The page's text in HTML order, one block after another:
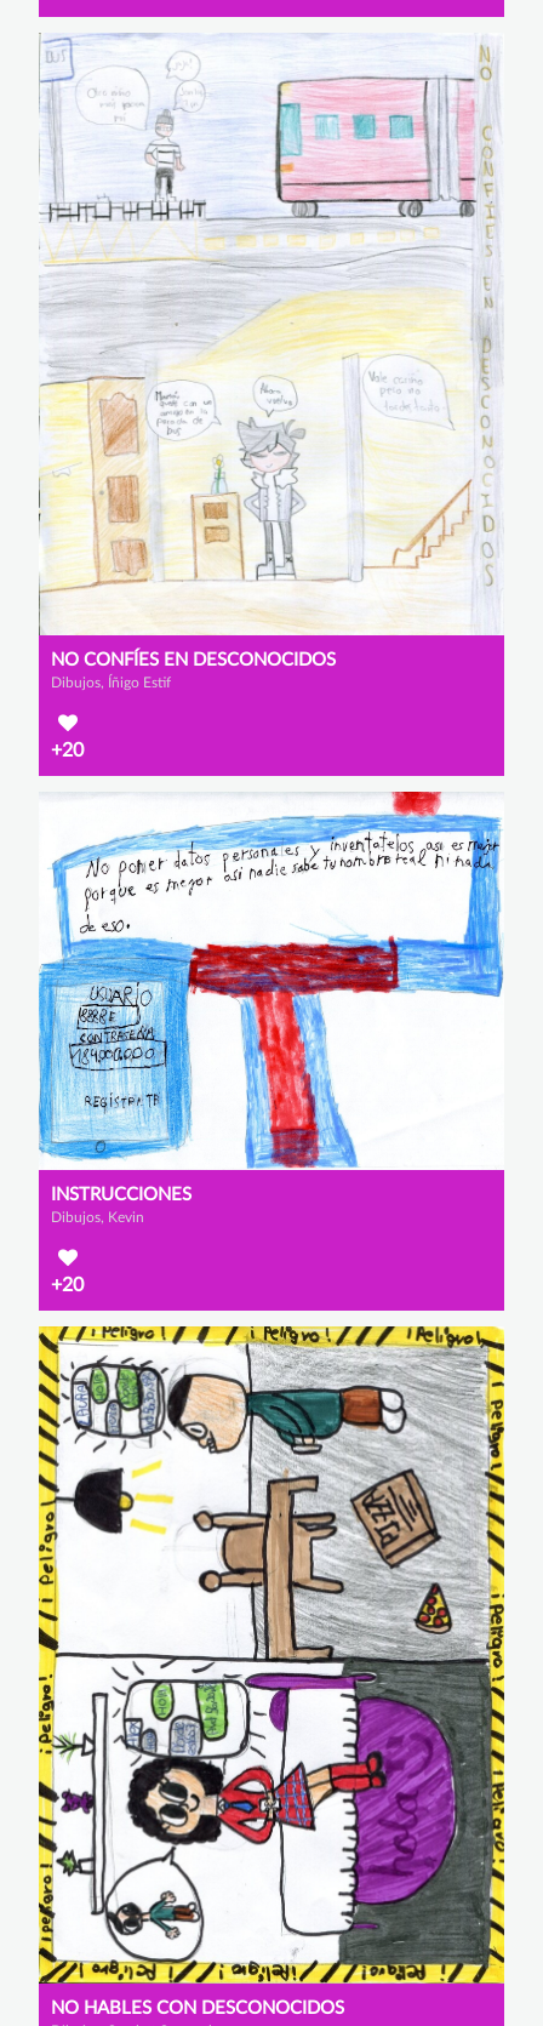
NO CONFÍES EN DESCONOCIDOS
Dibujos, Íñigo Estif
+20
INSTRUCCIONES
Dibujos, Kevin
+20
NO HABLES CON DESCONOCIDOS